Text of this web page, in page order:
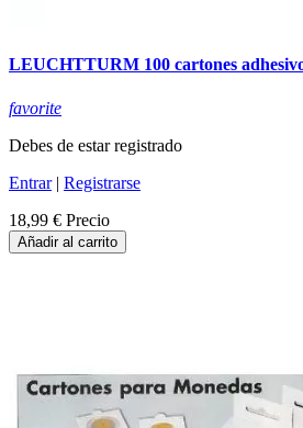
LEUCHTTURM 100 cartones
favorite
Debes de estar registrado
Entrar| Registrarse
18,99 € Precio
Añadir al carrito